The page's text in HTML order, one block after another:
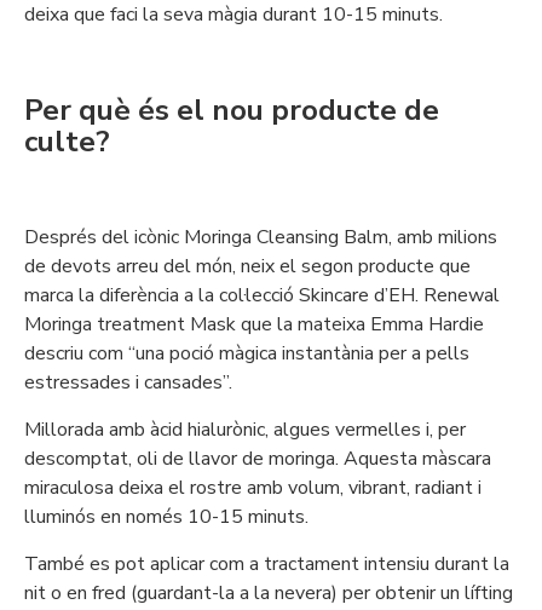
deixa que faci la seva màgia durant 10-15 minuts.
Per què és el nou producte de
culte?
Després del icònic Moringa Cleansing Balm, amb milions
de devots arreu del món, neix el segon producte que
marca la diferència a la col·lecció Skincare d’EH. Renewal
Moringa treatment Mask que la mateixa Emma Hardie
descriu com “una poció màgica instantània per a pells
estressades i cansades”.
Millorada amb àcid hialurònic, algues vermelles i, per
descomptat, oli de llavor de moringa. Aquesta màscara
miraculosa deixa el rostre amb volum, vibrant, radiant i
lluminós en només 10-15 minuts.
També es pot aplicar com a tractament intensiu durant la
nit o en fred (guardant-la a la nevera) per obtenir un lífting